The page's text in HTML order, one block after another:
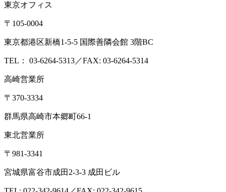
東京オフィス
〒105-0004
東京都港区新橋1-5-5 国際善隣会館 3階BC
TEL： 03-6264-5313／FAX: 03-6264-5314
高崎営業所
〒370-3334
群馬県高崎市本郷町66-1
東北営業所
〒981-3341
宮城県富谷市成田2-3-3 成田ビル